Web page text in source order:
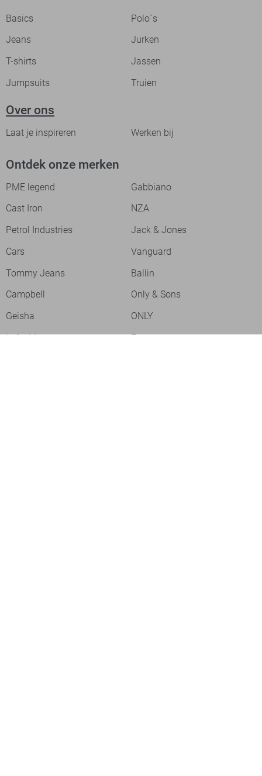
Basics
Polo`s
Jeans
Jurken
T-shirts
Jassen
Jumpsuits
Truien
Over ons
Laat je inspireren Werken bij
Ontdek onze merken
PME legend
Gabbiano
Cast Iron
NZA
Petrol Industries
Jack & Jones
Cars
Vanguard
Tommy Jeans
Ballin
Campbell
Only & Sons
Geisha
ONLY
Lofty Manner
Zoso